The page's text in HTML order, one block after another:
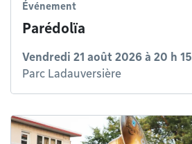
Événement
Parédolïa
Vendredi 21 août 2026 à 20 h 15
Parc Ladauversière